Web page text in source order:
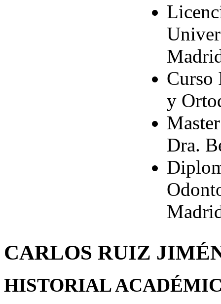
Curso
y
Dra.
CARLOS RUIZ
HISTORIAL